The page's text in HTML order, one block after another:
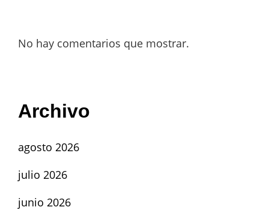
No hay comentarios que mostrar.
Archivo
agosto 2026
julio 2026
junio 2026